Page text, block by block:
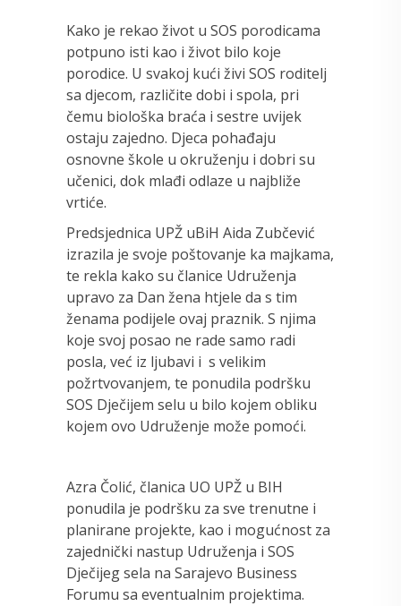
Kako je rekao život u SOS porodicama
potpuno isti kao i život bilo koje
porodice. U svakoj kući živi SOS roditelj
sa djecom, različite dobi i spola, pri
čemu biološka braća i sestre uvijek
ostaju zajedno. Djeca pohađaju
osnovne škole u okruženju i dobri su
učenici, dok mlađi odlaze u najbliže
vrtiće.
Predsjednica UPŽ uBiH Aida Zubčević
izrazila je svoje poštovanje ka majkama,
te rekla kako su članice Udruženja
upravo za Dan žena htjele da s tim
ženama podijele ovaj praznik. S njima
koje svoj posao ne rade samo radi
posla, već iz ljubavi i s velikim
požrtvovanjem, te ponudila podršku
SOS Dječijem selu u bilo kojem obliku
kojem ovo Udruženje može pomoći.
Azra Čolić, članica UO UPŽ u BIH
ponudila je podršku za sve trenutne i
planirane projekte, kao i mogućnost za
zajednički nastup Udruženja i SOS
Dječijeg sela na Sarajevo Business
Forumu sa eventualnim projektima.